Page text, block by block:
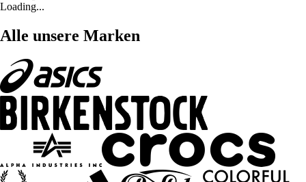
Loading...
Alle unsere Marken